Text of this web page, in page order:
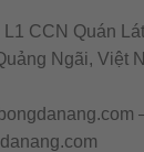
L1 CCN Quán
Ngãi, Việt